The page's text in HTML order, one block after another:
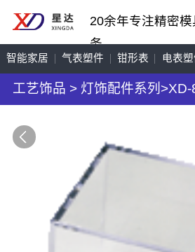
20余年专注精密
务
智能家居 气表塑件 钳形表 电表
工艺饰品 机车配件
工艺饰品 > 灯饰配件系列 >XD-